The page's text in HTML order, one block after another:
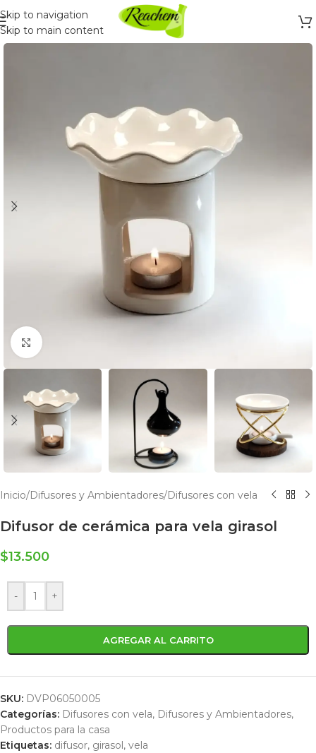
Skip to navigation
Skip to main content
Click to enlarge
Inicio/Difusores y Ambientadores/Difusores con vela
Difusor de cerámica para vela girasol
$13.500
- +
AGREGAR AL CARRITO
SKU: DVP06050005
Categorías: Difusores con vela, Difusores y Ambientadores,
Productos para la casa
Etiquetas: difusor, girasol, vela